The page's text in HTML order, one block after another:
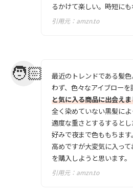
るかけて楽しい。時短にも
引用元： amzn.to
最近のトレンドである髪
わず、色々なアイブロー
と気に入る商品に出会え
全く染めていない黒髪に
適度な重さとするすると
好みで夜まで色ももちま
高めですが大変気に入っ
を購入しようと思います。
引用元： amzn.to